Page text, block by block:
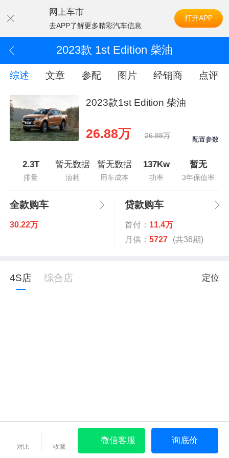
网上车市
去APP了解更多精彩汽车信息
打开APP
2023款 1st Edition 柴油
综述 文章 参配 图片 经销商 点评
2023款1st Edition 柴油
26.88万 26.88万 配置参数
2.3T
排量
暂无数据
油耗
暂无数据
用车成本
137Kw
功率
暂无
3年保值率
全款购车
30.22万
贷款购车
首付： 11.4万
月供： 5727 (共36期)
4S店 综合店 定位
对比 收藏
微信客服 询底价